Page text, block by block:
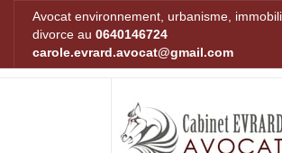
Avocat environnement, urbanisme,
divorce au 0640146724
carole.evrard.avocat@gmail.com